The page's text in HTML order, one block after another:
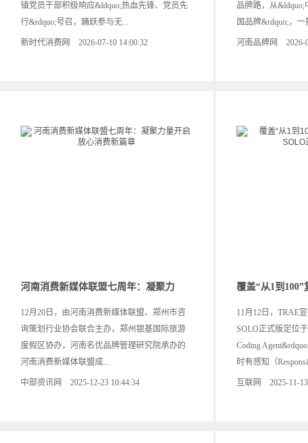
镇党员干部积极响应&ldquo;热血先锋、党员先
行&rdquo;号召，踊跃参与无...
新时代消费网 2026-07-10 14:00:32
品牌路，从&ldquo;
国品牌&rdquo;，一
河南品牌网 2026-
河南消费新媒体联盟七周年：凝聚力
12月20日，由河南消费新媒体联盟、郑州市咨
询策划行业协会联合主办，郑州银基国际旅游
度假区协办，河南名优品牌管理研究院承办的
河南消费新媒体联盟成...
中部资讯网 2025-12-23 10:44:34
覆盖“从1到
11月12日，TRAE
SOLO正式版定位于
Coding
时有感知（
互联网 2025-11-13